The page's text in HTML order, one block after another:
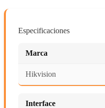
Especificaciones
Marca
Hikvision
Interface